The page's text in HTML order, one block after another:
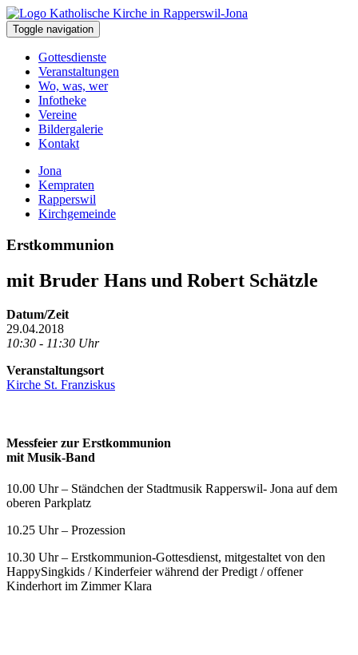
Toggle navigation
Gottesdienste
Veranstaltungen
Wo, was, wer
Infotheke
Vereine
Bildergalerie
Kontakt
Jona
Kempraten
Rapperswil
Kirchgemeinde
Erstkommunion
mit Bruder Hans und Robert Schätzle
Datum/Zeit
29.04.2018
10:30 - 11:30 Uhr
Veranstaltungsort
Kirche St. Franziskus
Messfeier zur Erstkommunion
mit Musik-Band
10.00 Uhr – Ständchen der Stadtmusik Rapperswil- Jona auf dem
oberen Parkplatz
10.25 Uhr – Prozession
10.30 Uhr – Erstkommunion-Gottesdienst, mitgestaltet von den
HappySingkids / Kinderfeier während der Predigt / offener
Kinderhort im Zimmer Klara